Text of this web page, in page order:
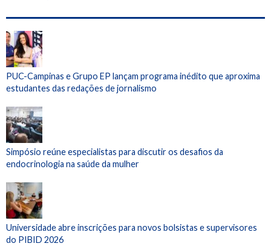
PUC-Campinas e Grupo EP lançam programa inédito que aproxima
estudantes das redações de jornalismo
Simpósio reúne especialistas para discutir os desafios da
endocrinologia na saúde da mulher
Universidade abre inscrições para novos bolsistas e supervisores
do PIBID 2026